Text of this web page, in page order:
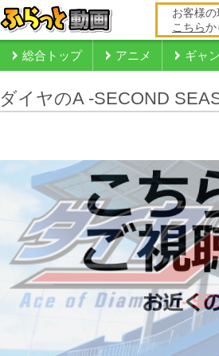
お客様
こちらか
総合トップ アニメ ギャ
ダイヤのA -SECOND